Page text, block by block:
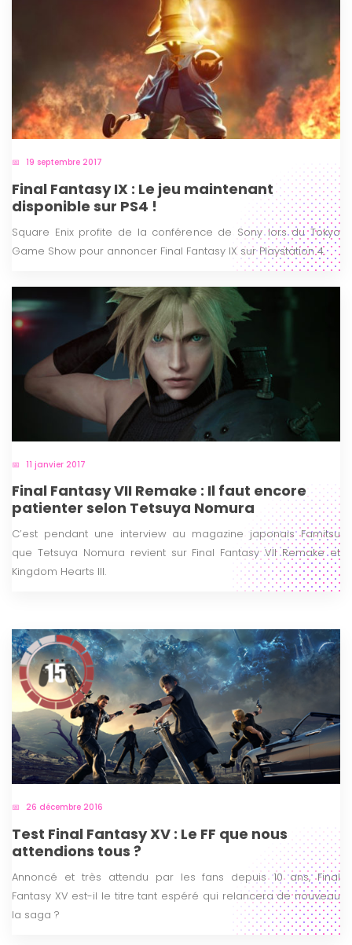
19 septembre 2017
Final Fantasy IX : Le jeu maintenant
disponible sur PS4 !
Square Enix profite de la conférence de Sony lors du Tokyo
Game Show pour annoncer Final Fantasy IX sur Playstation 4.
11 janvier 2017
Final Fantasy VII Remake : Il faut encore
patienter selon Tetsuya Nomura
C’est pendant une interview au magazine japonais Famitsu
que Tetsuya Nomura revient sur Final Fantasy VII Remake et
Kingdom Hearts III.
26 décembre 2016
Test Final Fantasy XV : Le FF que nous
attendions tous ?
Annoncé et très attendu par les fans depuis 10 ans, Final
Fantasy XV est-il le titre tant espéré qui relancera de nouveau
la saga ?